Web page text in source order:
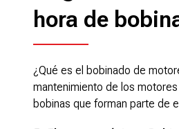
hora de
¿Qué es el bobinado de
mantenimiento de los
bobinas que forman parte de